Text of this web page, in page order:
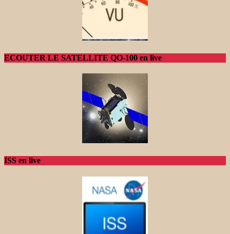
ECOUTER LE SATELLITE QO-100 en live
ISS en live